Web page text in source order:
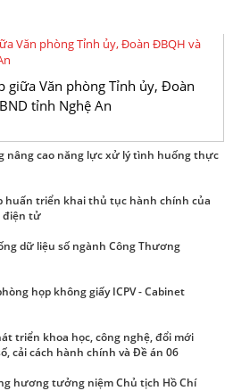
giữa Văn phòng Tỉnh ủy, Đoàn
tỉnh Nghệ An
nâng cao năng lực xử lý tình huống thực
huấn triển khai thủ tục hành chính của
điện tử
dữ liệu số ngành Công Thương
họp không giấy ICPV - Cabinet
triển khoa học, công nghệ, đổi mới
cải cách hành chính và Đề án 06
hương tưởng niệm Chủ tịch Hồ Chí